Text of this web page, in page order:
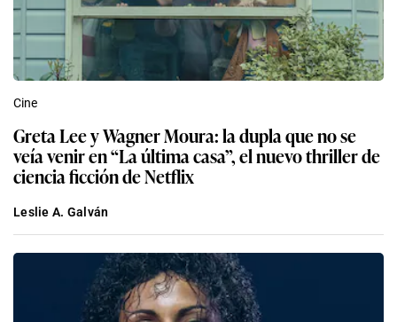
Cine
Greta Lee y Wagner Moura: la dupla que no se
veía venir en “La última casa”, el nuevo thriller de
ciencia ficción de Netflix
Leslie A. Galván